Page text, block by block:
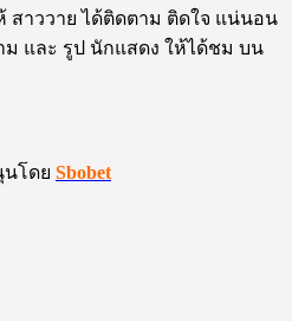
สาววาย ได้ติดตาม ติดใจ แน่นอน
ม และ รูป นักแสดง ให้ได้ชม บน
โดย Sbobet